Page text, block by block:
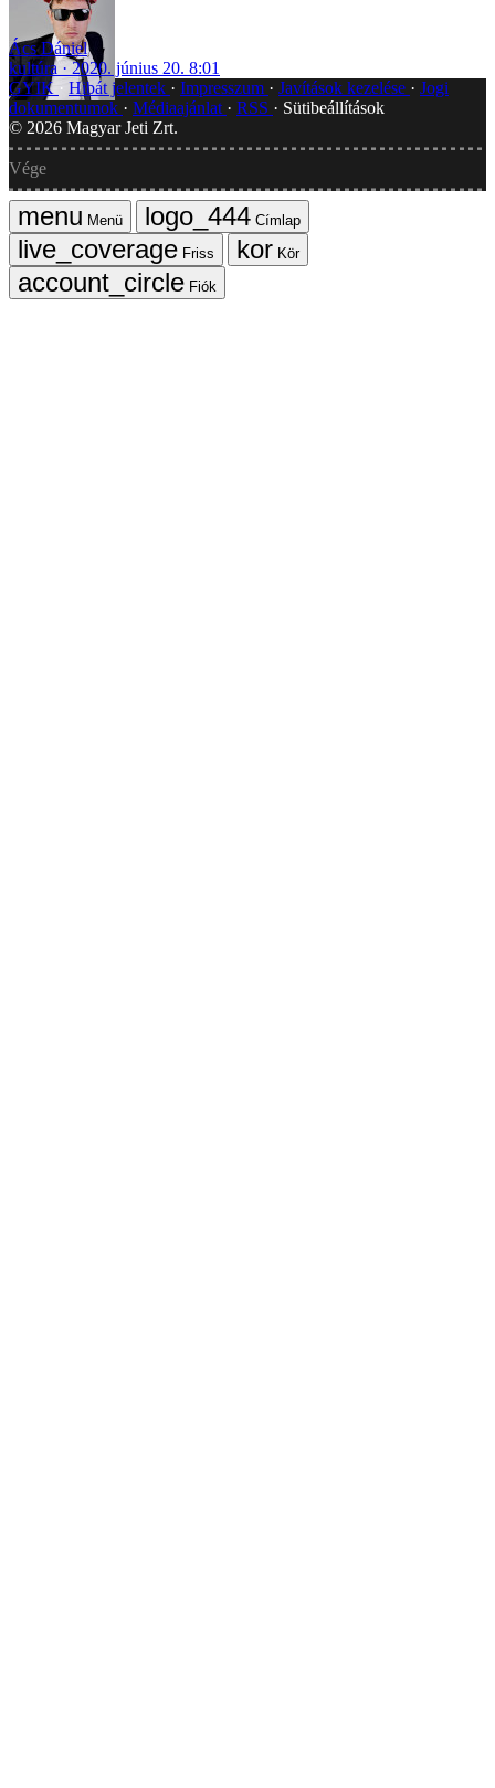
Ács Dániel
kultúra
2020. június 20. 8:01
GYIK
Hibát jelentek Impresszum Javítások kezelése
Jogi
dokumentumok
Médiaajánlat RSS
Sütibeállítások
© 2026 Magyar Jeti Zrt.
Vége
Menü
Címlap
Friss
Kör
Fiók